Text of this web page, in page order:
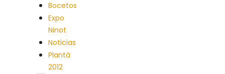
Bocetos
Expo
Ninot
Noticias
Plantà
2012